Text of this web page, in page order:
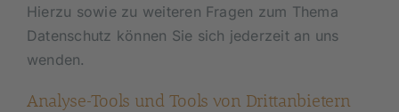
Hierzu sowie zu weiteren Fragen zum Thema
Datenschutz können Sie sich jederzeit an uns
wenden.
Analyse-Tools und Tools von Dritt­anbietern